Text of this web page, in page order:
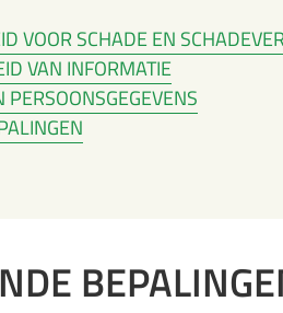
VOOR SCHADE EN
VAN INFORMATIE